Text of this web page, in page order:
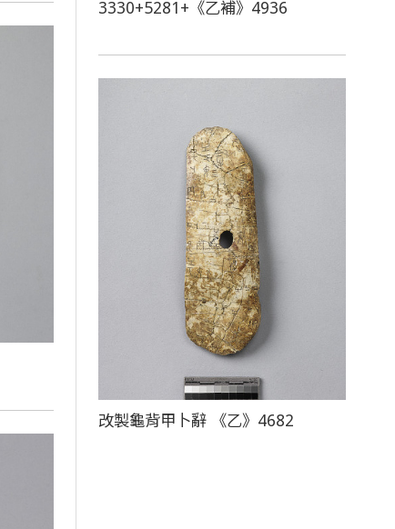
3330+5281+《乙補》4936
改製龜背甲卜辭 《乙》4682